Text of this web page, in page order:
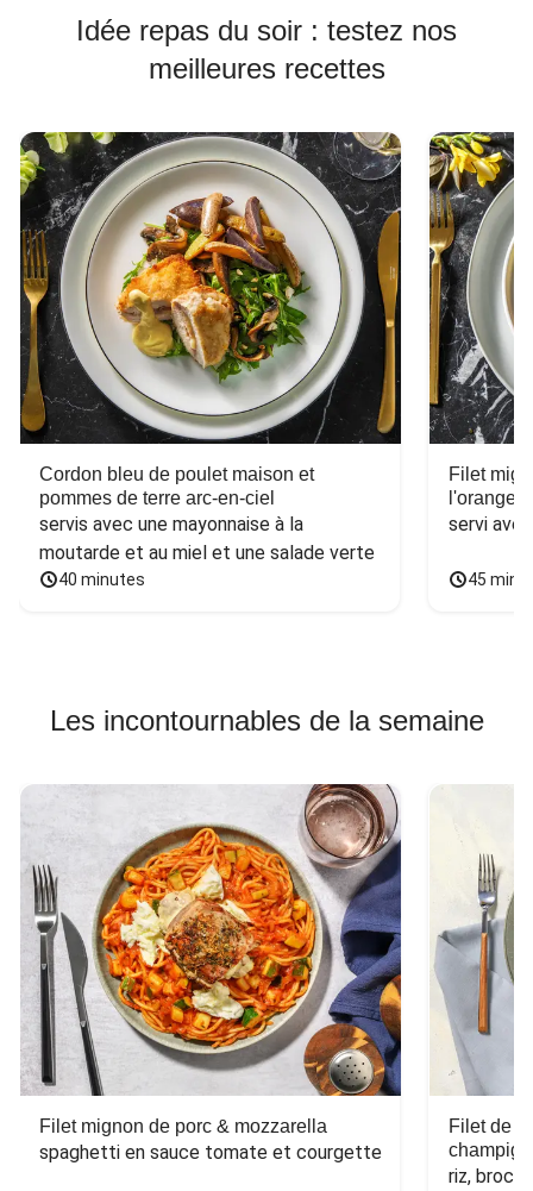
Idée repas du soir : testez nos
meilleures recettes
Cordon bleu de poulet maison et
pommes de terre arc-en-ciel
servis avec une mayonnaise à la
moutarde et au miel et une salade verte
40 minutes
Filet
l'orange
servi
45
Les incontournables de la semaine
Filet mignon de porc & mozzarella
spaghetti en sauce tomate et courgette
Filet de
riz,